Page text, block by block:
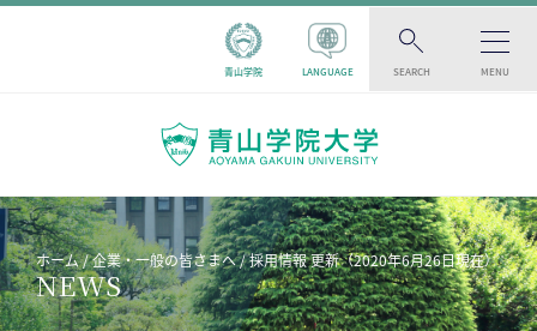
青山学院 LANGUAGE SEARCH MENU
ホーム 企業・一般の皆さまへ 採用情報 更新（2020年6月26日現在）
NEWS